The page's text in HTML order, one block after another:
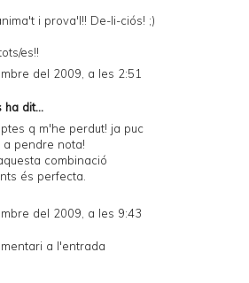
i prova'l!! De-li-ciós! ;)
es!!
del 2009, a les 2:51
ha dit...
q m'he perdut! ja puc
a pendre nota!
combinació
és perfecta.
del 2009, a les 9:43
a l'entrada